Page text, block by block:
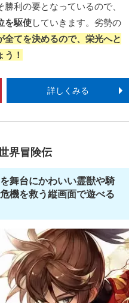
利の要となっているので、
を駆使していきます。劣勢の
全てを決めるので、栄光へと
！
詳しくみる
界冒険伝
舞台にかわいい霊獣や騎
機を救う縦画面で遊べる